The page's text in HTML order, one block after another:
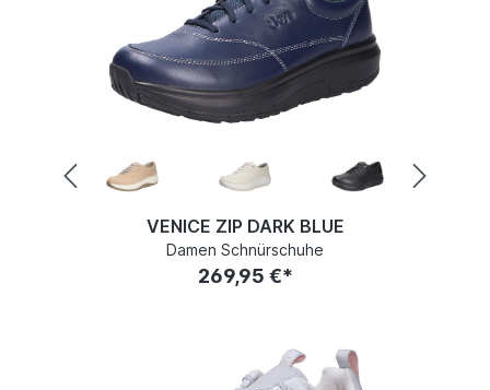
VENICE ZIP DARK BLUE
Damen Schnürschuhe
269,95 €*